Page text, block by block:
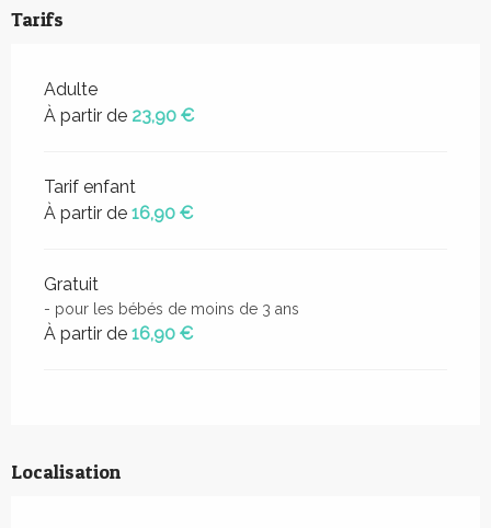
Tarifs
Adulte
À partir de 23,90 €
Tarif enfant
À partir de 16,90 €
Gratuit
- pour les bébés de moins de 3 ans
À partir de 16,90 €
Localisation